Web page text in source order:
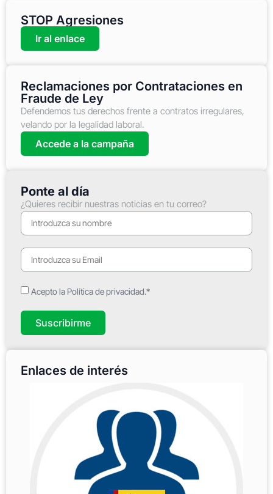
STOP Agresiones
Ir al enlace
Reclamaciones por Contrataciones en
Fraude de Ley
Defendemos tus derechos frente a contratos irregulares,
velando por la legalidad laboral.
Accede a la campaña
Ponte al día
¿Quieres recibir nuestras noticias en tu correo?
Acepto la Política de privacidad.*
Suscribirme
Enlaces de interés